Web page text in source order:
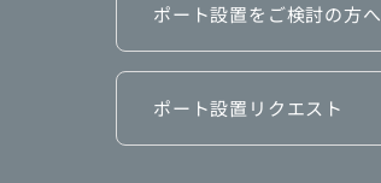
ポート設置をご検討の方へ
ポート設置リクエスト